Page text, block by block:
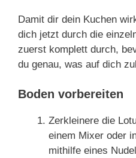
Damit dir dein Kuchen
dich jetzt durch die
zuerst komplett durch,
du genau, was auf dich
Boden vorbereiten
Zerkleinere die
einem Mixer oder
mithilfe eines